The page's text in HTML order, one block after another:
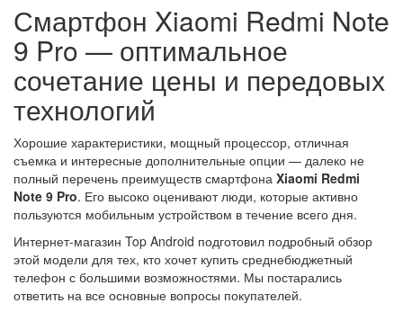
Смартфон Xiaomi Redmi Note
9 Pro — оптимальное
сочетание цены и передовых
технологий
Хорошие характеристики, мощный процессор, отличная
съемка и интересные дополнительные опции — далеко не
полный перечень преимуществ смартфона Xiaomi Redmi
Note 9 Pro. Его высоко оценивают люди, которые активно
пользуются мобильным устройством в течение всего дня.
Интернет-магазин Top Android подготовил подробный обзор
этой модели для тех, кто хочет купить среднебюджетный
телефон с большими возможностями. Мы постарались
ответить на все основные вопросы покупателей.